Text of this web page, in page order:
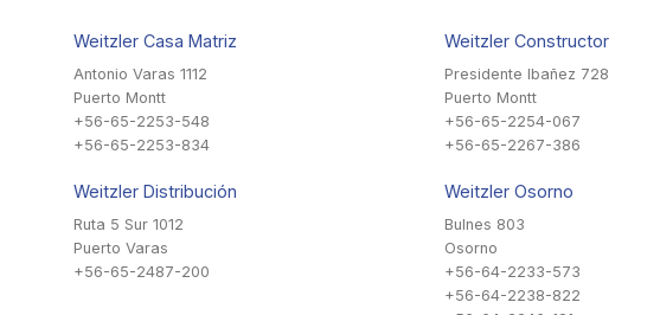
Weitzler Casa Matriz
Antonio Varas 1112
Puerto Montt
+56-65-2253-548
+56-65-2253-834
Weitzler Distribución
Ruta 5 Sur 1012
Puerto Varas
+56-65-2487-200
Weitzler Constructor
Presidente Ibañez 728
Puerto Montt
+56-65-2254-067
+56-65-2267-386
Weitzler Osorno
Bulnes 803
Osorno
+56-64-2233-573
+56-64-2238-822